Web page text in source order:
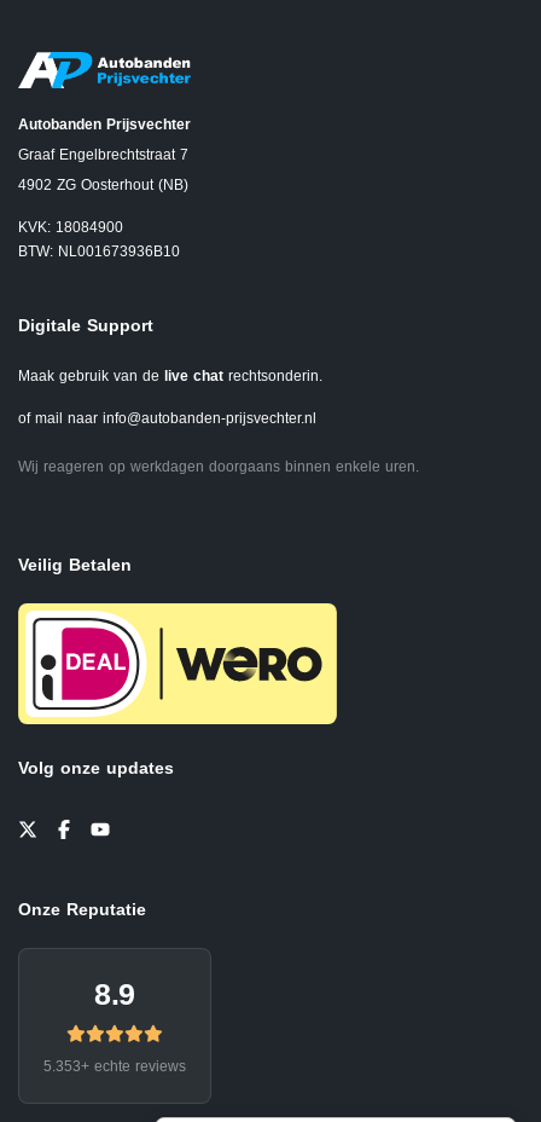
Autobanden Prijsvechter
Graaf Engelbrechtstraat 7
4902 ZG Oosterhout (NB)
KVK: 18084900
BTW: NL001673936B10
Digitale Support
Maak gebruik van de live chat rechtsonderin.
of mail naar info@autobanden-prijsvechter.nl
Wij reageren op werkdagen doorgaans binnen enkele uren.
Veilig Betalen
Volg onze updates
Onze Reputatie
8.9
5.353+ echte reviews